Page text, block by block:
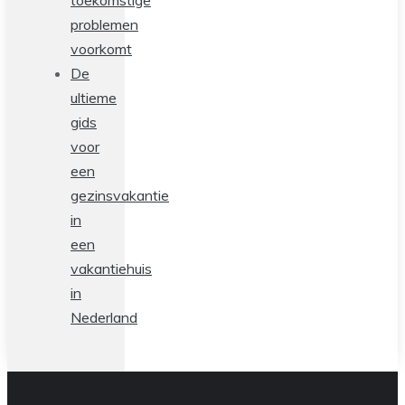
problemen
voorkomt
De
ultieme
gids
voor
een
gezinsvakantie
in
een
vakantiehuis
in
Nederland